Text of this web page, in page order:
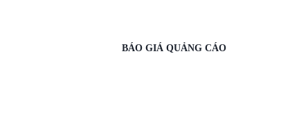
BÁO GIÁ QUẢNG CÁO